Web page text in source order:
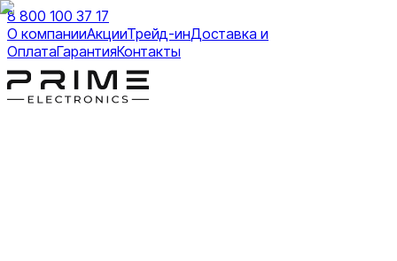
8 800 100 37 17
О компанииАкцииТрейд-инДоставка и
ОплатаГарантияКонтакты